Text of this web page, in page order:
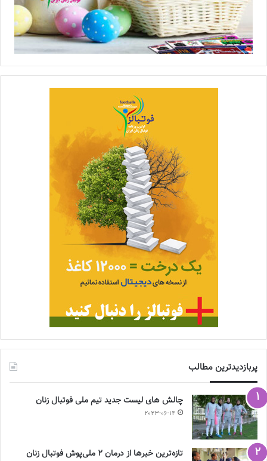
پربازدیدترین مطالب
چالش هاى ليست جدید تيم ملى فوتبال زنان
2023-06-14
تازه‌ترین خبرها از درمان ۲ ملی‌پوش فوتبال زنان